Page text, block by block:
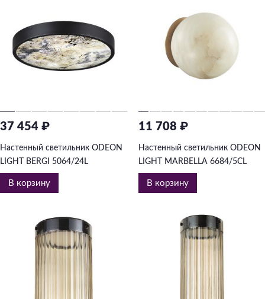
37 454 ₽
Настенный светильник ODEON
LIGHT BERGI 5064/24L
В корзину
11 708 ₽
Настенный светильник ODEON
LIGHT MARBELLA 6684/5CL
В корзину